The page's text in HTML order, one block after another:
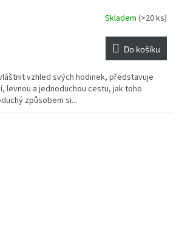
Skladem (>20 ks)
Do košíku
vzhled svých hodinek, představuje
levnou a jednoduchou cestu, jak toho
způsobem si...